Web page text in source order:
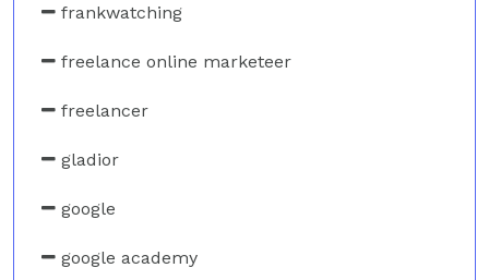
frankwatching
freelance online marketeer
freelancer
gladior
google
google academy